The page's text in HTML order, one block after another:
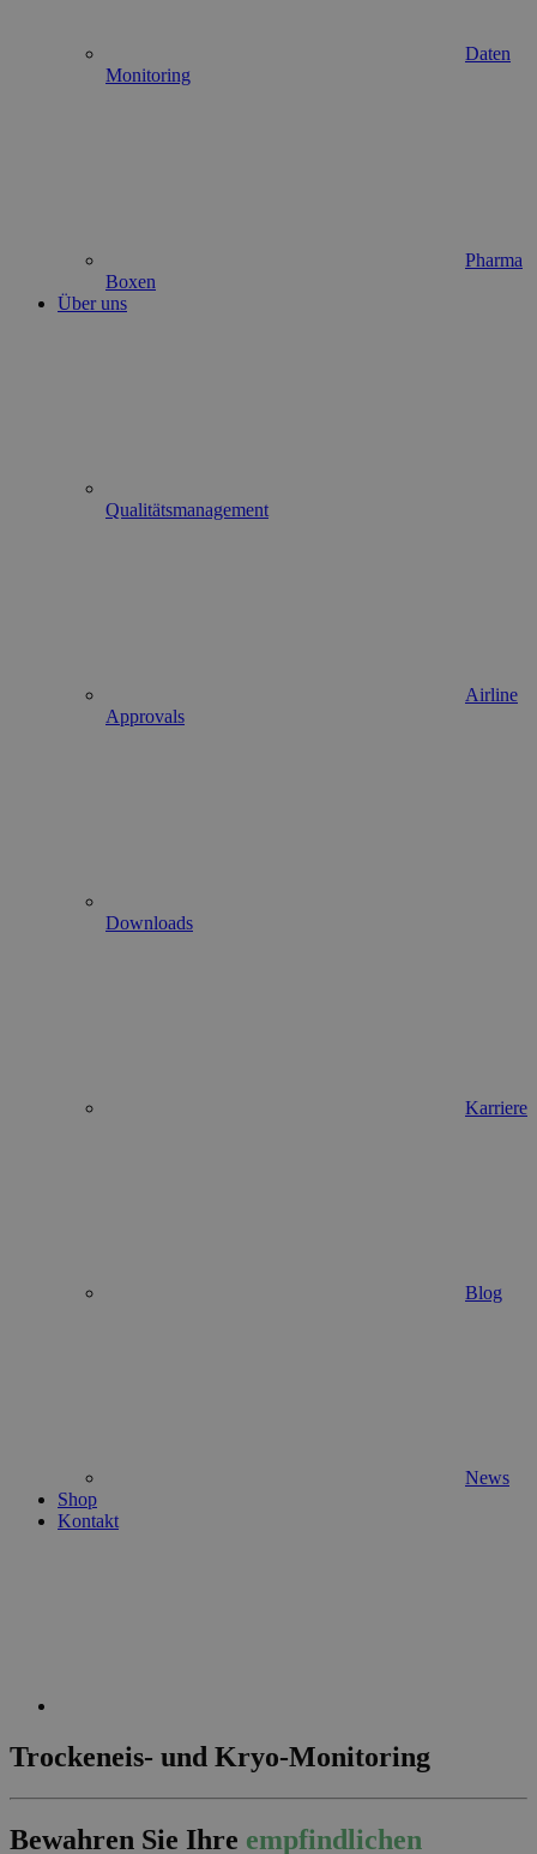
Daten
Monitoring
Pharma
Boxen
Über uns
Qualitätsmanagement
Airline
Approvals
Downloads
Karriere
Blog
News
Shop
Kontakt
Trockeneis- und Kryo-Monitoring
Bewahren Sie Ihre empfindlichen